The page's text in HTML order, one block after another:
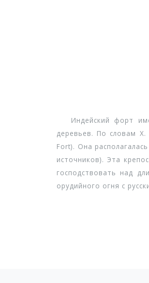
Индейский форт
деревьев. По словам
Fort). Она
источников). Эта
господствовать над
орудийного огня с